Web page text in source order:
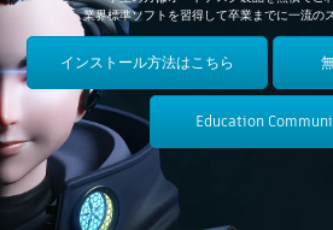
業界標準ソフトを習得して卒業までに一流の
インストール方法はこちら
Education